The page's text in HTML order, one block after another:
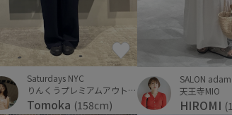
Saturdays NYC
りんくうプレミアムアウトレット店
Tomoka (158cm)
SALON
天王寺MIO
HIROMI